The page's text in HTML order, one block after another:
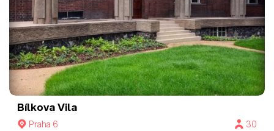
Bílkova Vila
Praha 6
30